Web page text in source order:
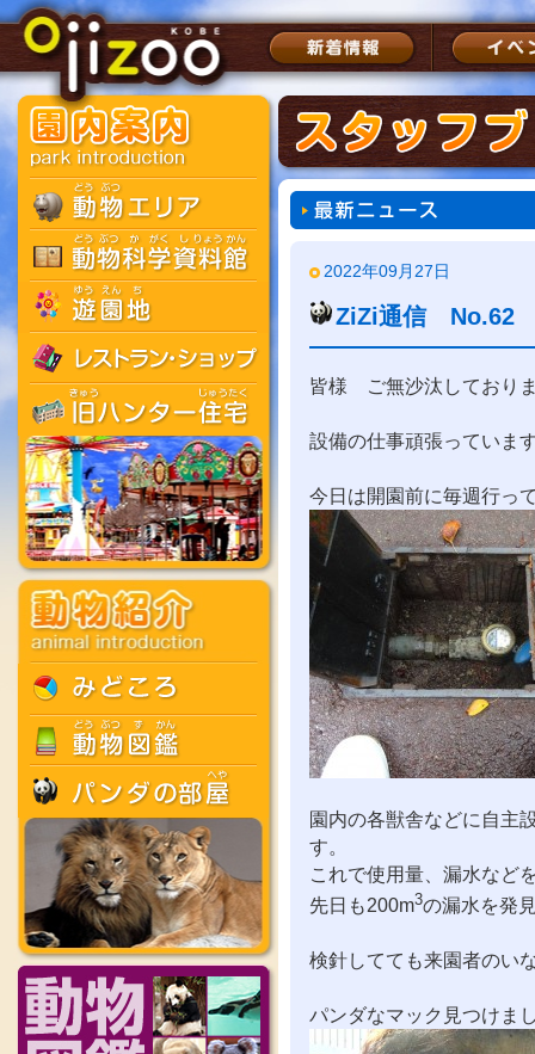
2022年09月27日
ZiZi通信 No.62
皆様 ご無沙汰しており
設備の仕事頑張っていま
今日は開園前に毎週行っ
園内の各獣舎などに自主
す。
これで使用量、漏水など
先日も200m3の漏水を発
検針してても来園者のい
パンダなマック見つけま